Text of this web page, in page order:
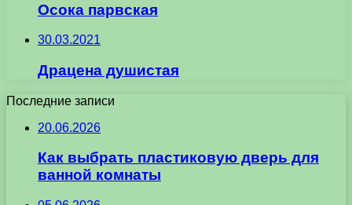
Осока парвская
30.03.2021
Драцена душистая
Последние записи
20.06.2026
Как выбрать пластиковую дверь для
ванной комнаты